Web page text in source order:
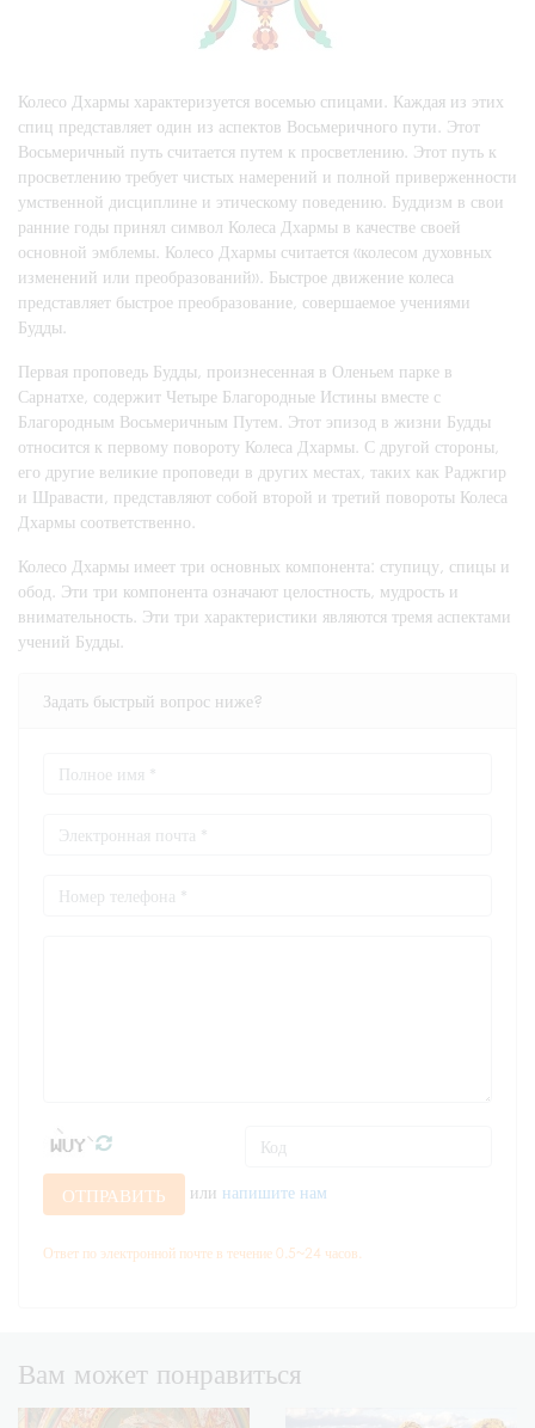
Колесо Дхармы характеризуется восемью спицами. Каждая из этих
спиц представляет один из аспектов Восьмеричного пути. Этот
Восьмеричный путь считается путем к просветлению. Этот путь к
просветлению требует чистых намерений и полной приверженности
умственной дисциплине и этическому поведению. Буддизм в свои
ранние годы принял символ Колеса Дхармы в качестве своей
основной эмблемы. Колесо Дхармы считается «колесом духовных
изменений или преобразований». Быстрое движение колеса
представляет быстрое преобразование, совершаемое учениями
Будды.
Первая проповедь Будды, произнесенная в Оленьем парке в
Сарнатхе, содержит Четыре Благородные Истины вместе с
Благородным Восьмеричным Путем. Этот эпизод в жизни Будды
относится к первому повороту Колеса Дхармы. С другой стороны,
его другие великие проповеди в других местах, таких как Раджгир
и Шравасти, представляют собой второй и третий повороты Колеса
Дхармы соответственно.
Колесо Дхармы имеет три основных компонента: ступицу, спицы и
обод. Эти три компонента означают целостность, мудрость и
внимательность. Эти три характеристики являются тремя аспектами
учений Будды.
Задать быстрый вопрос ниже?
ОТПРАВИТЬ или напишите нам
Ответ по электронной почте в течение 0.5~24 часов.
Вам может понравиться